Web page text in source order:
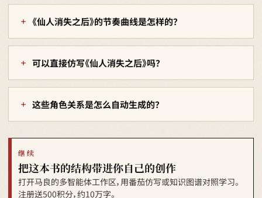
《仙人消失之后》的节奏曲线是怎样的？
可以直接仿写《仙人消失之后》吗？
这些角色关系是怎么自动生成的？
继续
把这本书的结构带进你自己的创作
打开马良的多智能体工作区，用番茄仿写或知识图谱对照学习。
注册送500积分，约10万字。